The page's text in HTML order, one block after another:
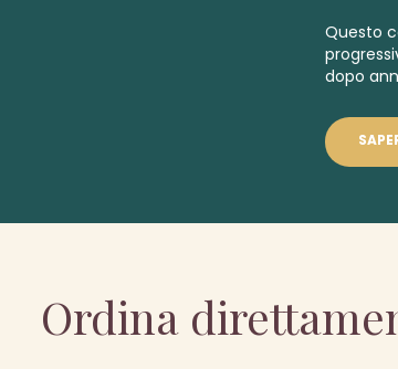
Questo
dopo
Ordina